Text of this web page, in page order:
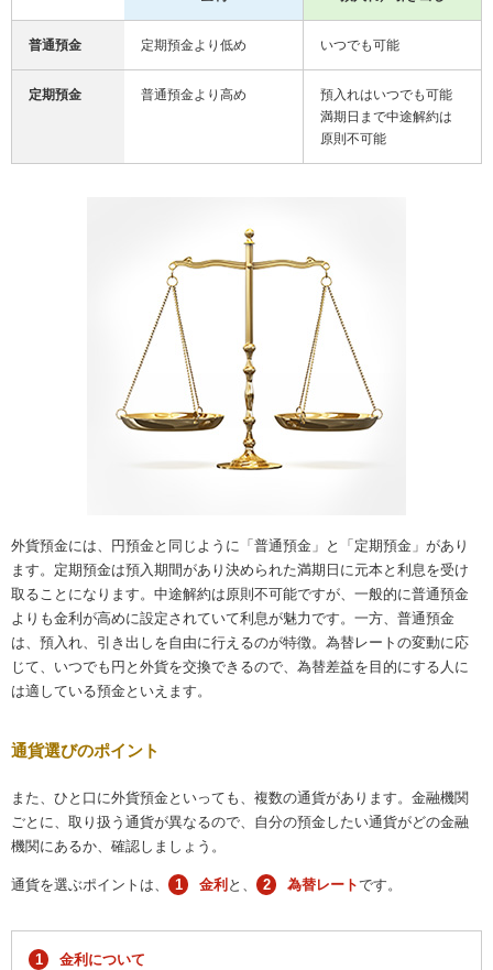
普通預金 定期預金より低め いつでも可能
定期預金 普通預金より高め
預入れはいつでも可能
満期日まで中途解約は
原則不可能
外貨預金には、円預金と同じように「普通預金」と「定期預金」があり
ます。定期預金は預入期間があり決められた満期日に元本と利息を受け
取ることになります。中途解約は原則不可能ですが、一般的に普通預金
よりも金利が高めに設定されていて利息が魅力です。一方、普通預金
は、預入れ、引き出しを自由に行えるのが特徴。為替レートの変動に応
じて、いつでも円と外貨を交換できるので、為替差益を目的にする人に
は適している預金といえます。
通貨選びのポイント
また、ひと口に外貨預金といっても、複数の通貨があります。金融機関
ごとに、取り扱う通貨が異なるので、自分の預金したい通貨がどの金融
機関にあるか、確認しましょう。
通貨を選ぶポイントは、 1 金利 と、 2 為替レートです。
1 金利について